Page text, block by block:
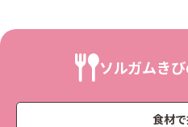
ソルガムき
食材